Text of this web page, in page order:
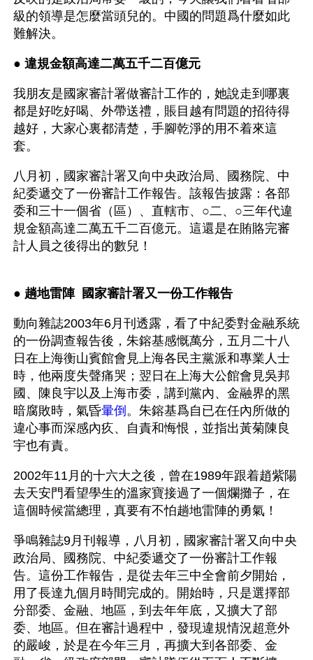
級的領導是怎麼當頭兒的。中國的問題爲什麼如此
難解決。
● 違規金額高達二萬五千二百億元
我朋友是國家審計署做審計工作的，她說走到哪裏
都是好吃好喝、外帶送禮，賬目越有問題的招待得
越好，大家心裏都清楚，手腳乾淨的用不着來這
套。
八月初，國家審計署又向中央政治局、國務院、中
紀委遞交了一份審計工作報告。該報告披露：各部
委和三十一個省（區）、直轄市、○二、○三年代違
規金額高達二萬五千二百億元。這還是在賄賂完審
計人員之後得出的數兒！
● 趟地雷陣  國家審計署又一份工作報告
動向雜誌2003年6月刊透露，看了中紀委對金融系統
的一份調查報告後，朱鎔基感慨萬分，五月二十八
日在上海衡山賓館會見上海各民主黨派和專業人士
時，他兩度失聲痛哭；翌日在上海大公館會見吳邦
國、陳良宇以及上海市委，講到黨內、金融界的黑
暗腐敗時，氣昏暈倒 。朱鎔基爲自已在任內所做的
違心事而深感內疚、自責和悔恨，並指出黃菊陳良
宇也有責。
2002年11月的十六大之後，曾在1989年跟着趙紫陽
去天安門看望學生的溫家寶接過了一個爛攤子，在
這個時候當總理，真要有不怕趟地雷陣的勇氣！
爭鳴雜誌9月刊報導，八月初，國家審計署又向中央
政治局、國務院、中紀委遞交了一份審計工作報
告。這份工作報告，是從去年三中全會前夕開始，
用了長達九個月時間完成的。開始時，只是選擇部
分部委、金融、地區，到去年年底，又擴大了部
委、地區。但在審計過程中，發現違規情況超意外
的嚴峻，於是在今年三月，再擴大到各部委、金